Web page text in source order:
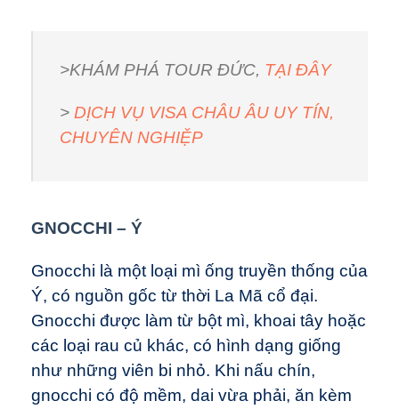
>KHÁM PHÁ TOUR ĐỨC, TẠI ĐÂY
> DỊCH VỤ VISA CHÂU ÂU UY TÍN,
CHUYÊN NGHIỆP
GNOCCHI – Ý
Gnocchi là một loại mì ống truyền thống của
Ý, có nguồn gốc từ thời La Mã cổ đại.
Gnocchi được làm từ bột mì, khoai tây hoặc
các loại rau củ khác, có hình dạng giống
như những viên bi nhỏ. Khi nấu chín,
gnocchi có độ mềm, dai vừa phải, ăn kèm